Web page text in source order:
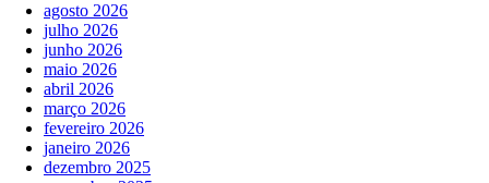
agosto 2026
julho 2026
junho 2026
maio 2026
abril 2026
março 2026
fevereiro 2026
janeiro 2026
dezembro 2025